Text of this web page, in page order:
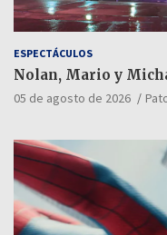
ESPECTÁCULOS
Nolan, Mario y
05 de agosto de 2026